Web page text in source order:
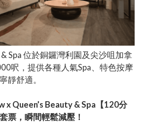
& Spa 位於銅鑼灣利園及尖沙咀加拿
呎，提供各種人氣Spa、特色按摩
靜舒適。
x Queen’s Beauty & Spa【120分
票，瞬間輕鬆減壓！